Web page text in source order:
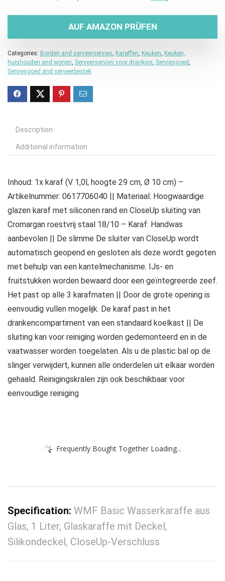
AUF AMAZON PRÜFEN
Categories: Borden and serveerservies, Karaffen, Keuken, Keuken,
huishouden and wonen, Serveerservies voor drankjes, Serviesgoed,
Serviesgoed and serveerbestek
Description
Additional information
Inhoud: 1x karaf (V 1,0l, hoogte 29 cm, Ø 10 cm) –
Artikelnummer: 0617706040 || Materiaal: Hoogwaardige
glazen karaf met siliconen rand en CloseUp sluiting van
Cromargan roestvrij staal 18/10 – Karaf: Handwas
aanbevolen || De slimme De sluiter van CloseUp wordt
automatisch geopend en gesloten als deze wordt gegoten
met behulp van een kantelmechanisme. IJs- en
fruitstukken worden bewaard door een geïntegreerde zeef.
Het past op alle 3 karafmaten || Door de grote opening is
eenvoudig vullen mogelijk. De karaf past in het
drankencompartiment van een standaard koelkast || De
sluiting kan voor reiniging worden gedemonteerd en in de
vaatwasser worden toegelaten. Als u de plastic bal op de
slinger verwijdert, kunnen alle onderdelen uit elkaar worden
gehaald. Reinigingskralen zijn ook beschikbaar voor
eenvoudige reiniging
Frequently Bought Together Loading...
Specification: WMF Basic Wasserkaraffe aus
Glas, 1 Liter, Glaskaraffe mit Deckel,
Silikondeckel, CloseUp-Verschluss